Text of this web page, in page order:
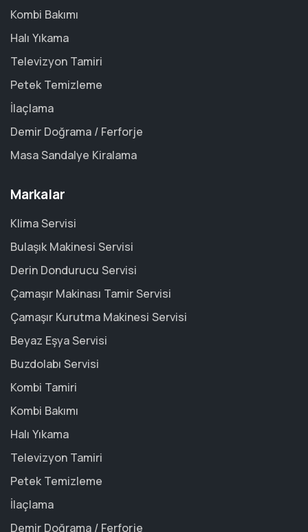
Kombi Bakımı
Halı Yıkama
Televizyon Tamiri
Petek Temizleme
İlaçlama
Demir Doğrama / Ferforje
Masa Sandalye Kiralama
Markalar
Klima Servisi
Bulaşık Makinesi Servisi
Derin Dondurucu Servisi
Çamaşır Makinası Tamir Servisi
Çamaşır Kurutma Makinesi Servisi
Beyaz Eşya Servisi
Buzdolabı Servisi
Kombi Tamiri
Kombi Bakımı
Halı Yıkama
Televizyon Tamiri
Petek Temizleme
İlaçlama
Demir Doğrama / Ferforje